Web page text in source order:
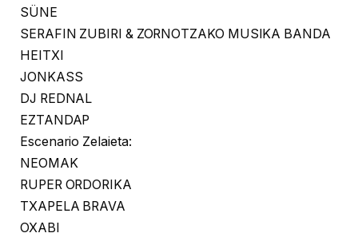
SÜNE
SERAFIN ZUBIRI & ZORNOTZAKO MUSIKA BANDA
HEITXI
JONKASS
DJ REDNAL
EZTANDAP
Escenario Zelaieta:
NEOMAK
RUPER ORDORIKA
TXAPELA BRAVA
OXABI